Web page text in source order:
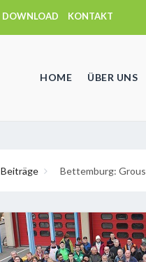
DOWNLOAD KONTAKT
HOME ÜBER UNS
Beiträge Bettemburg: